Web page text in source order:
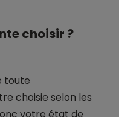
choisir ?
toute
choisie selon les